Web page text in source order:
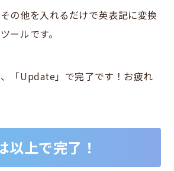
の他を入れるだけで英表記に変換
ールです。
「Update」で完了です！お疲れ
以上で完了！